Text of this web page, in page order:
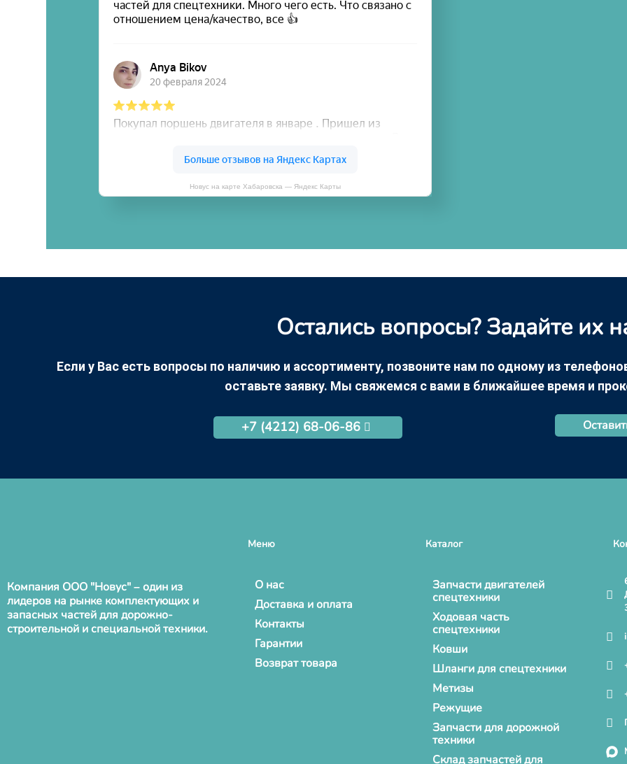
Новус на карте Хабаровска — Яндекс Карты
Остались вопросы? Задайте их
Если у Вас есть вопросы по наличию и ассортименту, позвоните нам по одному из
оставьте заявку. Мы свяжемся с вами в ближайшее время и
+7 (4212) 68-06-86
Компания ООО "Новус" – один из
лидеров на рынке комплектующих и
запасных частей для дорожно-
строительной и специальной техники.
Меню
О нас
Доставка и оплата
Контакты
Гарантии
Возврат товара
Каталог
Запчасти двигателей
спецтехники
Ходовая часть
спецтехники
Ковши
Шланги для спецтехники
Метизы
Режущие
Запчасти для дорожной
техники
Склад запчастей для